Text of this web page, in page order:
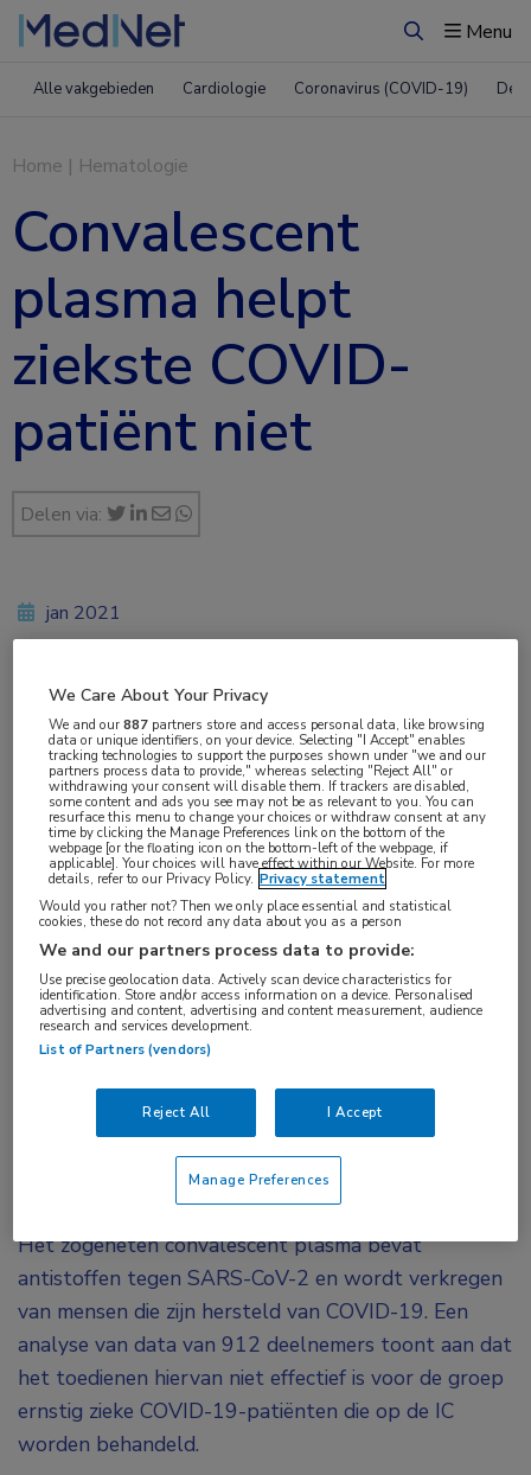
ZoekenMenu
Alle vakgebieden Cardiologie Coronavirus (COVID-19)
Home | Hematologie
Convalescent
plasma helpt
ziekste COVID-
patiënt niet
Delen via:
De REMAP-CAP-studie heeft het onderzoek naar
plasma-antistoffen voor één groep patiënten
stopgezet. Bij ernstig zieke COVID-19-patiënten
die op de IC worden behandeld, leidt het
toedienen van convalescent plasma niet tot een
Het zogeheten convalescent plasma bevat
antistoffen tegen SARS-CoV-2 en wordt verkregen
van mensen die zijn hersteld van COVID-19. Een
analyse van data van 912 deelnemers toont aan dat
het toedienen hiervan niet effectief is voor de groep
ernstig zieke COVID-19-patiënten die op de IC
worden behandeld.
jan 2021
Vakgebieden:
Coronavirus (COVID-19),Hematologie,Infectieziekten
Longziekten
Aandachtsgebieden:
Virale infecties
Tags:
COVID-19 ,transfusie
We Care About Your Privacy
We and our887 partners store and access personal data, like browsing
data or unique identifiers, on your device. Selecting "I Accept" enables
tracking technologies to support the purposes shown under "we and our
partners process data to provide," whereas selecting "Reject All" or
withdrawing your consent will disable them. If trackers are disabled,
some content and ads you see may not be as relevant to you. You can
resurface this menu to change your choices or withdraw consent at any
time by clicking the Manage Preferences link on the bottom of the
webpage [or the floating icon on the bottom-left of the webpage, if
applicable]. Your choices will have effect within our Website. For more
details, refer to our Privacy Policy. Privacy statement
Would you rather not? Then we only place essential and statistical
cookies, these do not record any data about you as a person
We and our partners process data to provide:
Use precise geolocation data. Actively scan device characteristics for
identification. Store and/or access information on a device. Personalised
advertising and content, advertising and content measurement, audience
research and services development.
List of Partners (vendors)
Reject All I Accept
Manage Preferences